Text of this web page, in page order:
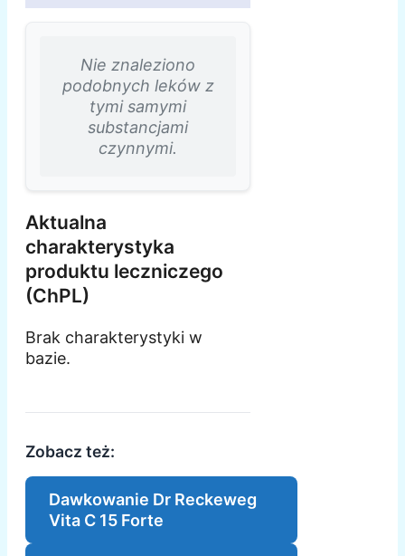
Nie znaleziono
podobnych leków z
tymi samymi
substancjami
czynnymi.
Aktualna
charakterystyka
produktu leczniczego
(ChPL)
Brak charakterystyki w
bazie.
Zobacz też:
Dawkowanie Dr Reckeweg
Vita C 15 Forte